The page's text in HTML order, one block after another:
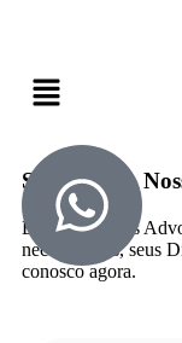
Seu Direito,
Balderi Martins
necessidades, seus
conosco agora.